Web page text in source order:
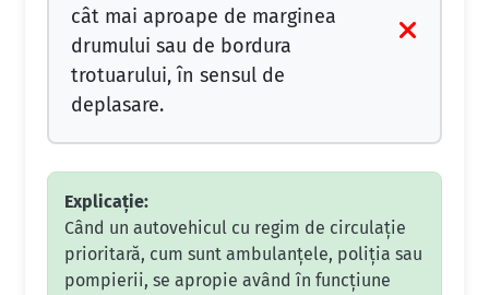
cât mai aproape de marginea
drumului sau de bordura
trotuarului, în sensul de
deplasare.
Explicație:
Când un autovehicul cu regim de circulație
prioritară, cum sunt ambulanțele, poliția sau
pompierii, se apropie având în funcțiune